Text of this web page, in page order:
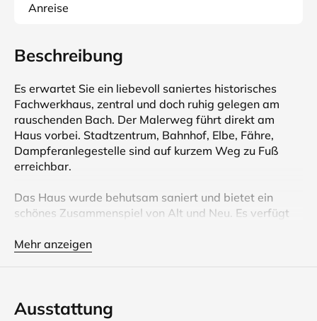
Anreise
Beschreibung
Es erwartet Sie ein liebevoll saniertes historisches
Fachwerkhaus, zentral und doch ruhig gelegen am
rauschenden Bach. Der Malerweg führt direkt am
Haus vorbei. Stadtzentrum, Bahnhof, Elbe, Fähre,
Dampferanlegestelle sind auf kurzem Weg zu Fuß
erreichbar.
Das Haus wurde behutsam saniert und bietet ein
schönes Zusammenspiel von Alt und Neu. Es verfügt
eine modern ausgestattete Wohnküche, drei
Anfrage). Die Wohnküche und das Wohnzimmer
Mehr anzeigen
Ausstattung